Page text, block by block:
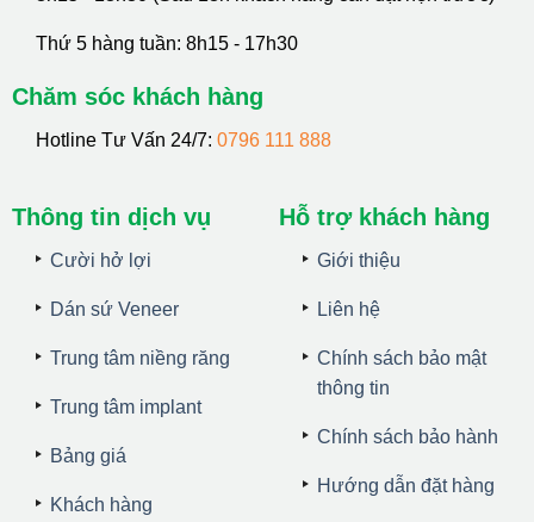
Thứ 5 hàng tuần: 8h15 - 17h30
Chăm sóc khách hàng
Hotline Tư Vấn 24/7: 0796 111 888
Thông tin dịch vụ
Cười hở lợi
Dán sứ Veneer
Trung tâm niềng răng
Trung tâm implant
Bảng giá
Khách hàng
Hỗ trợ khách hàng
Giới thiệu
Liên hệ
Chính sách bảo mật
thông tin
Chính sách bảo hành
Hướng dẫn đặt hàng